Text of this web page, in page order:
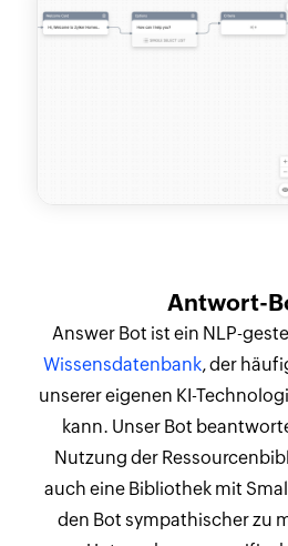
Antwort-
Answer Bot ist ein NLP-
Wissensdatenbank, der
unserer eigenen KI-
kann. Unser Bot
Nutzung der
auch eine Bibliothek mit
den Bot sympathischer zu